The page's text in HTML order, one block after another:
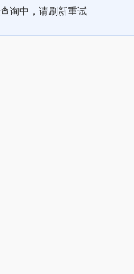
询中，请刷新重试